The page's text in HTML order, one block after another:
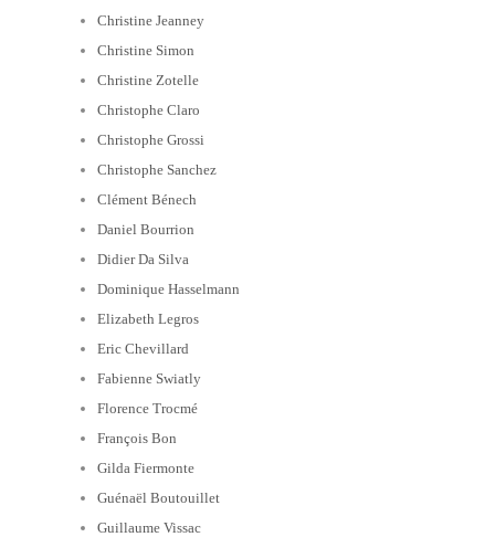
Christine Jeanney
Christine Simon
Christine Zotelle
Christophe Claro
Christophe Grossi
Christophe Sanchez
Clément Bénech
Daniel Bourrion
Didier Da Silva
Dominique Hasselmann
Elizabeth Legros
Eric Chevillard
Fabienne Swiatly
Florence Trocmé
François Bon
Gilda Fiermonte
Guénaël Boutouillet
Guillaume Vissac